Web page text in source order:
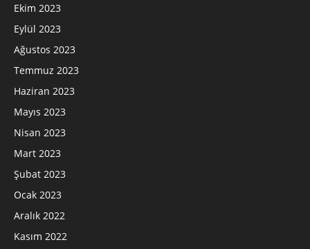
Ekim 2023
Eylül 2023
Ağustos 2023
Temmuz 2023
Haziran 2023
Mayıs 2023
Nisan 2023
Mart 2023
Şubat 2023
Ocak 2023
Aralık 2022
Kasım 2022